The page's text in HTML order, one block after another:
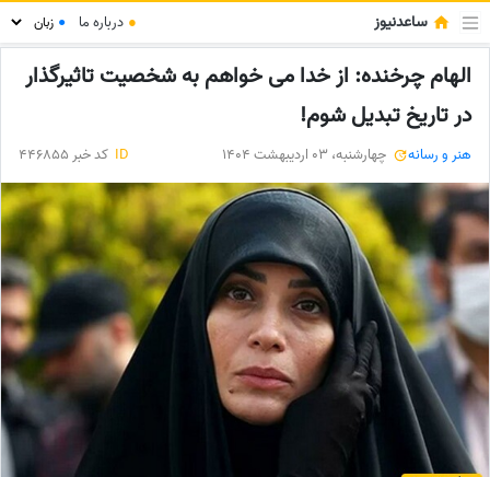
ساعدنیوز ● درباره ما ●
الهام چرخنده: از خدا می خواهم به شخصیت تاثیرگذار
در تاریخ تبدیل شوم!
هنر و رسانه چهارشنبه، 03 اردیبهشت 1404 ID کد خبر 446855